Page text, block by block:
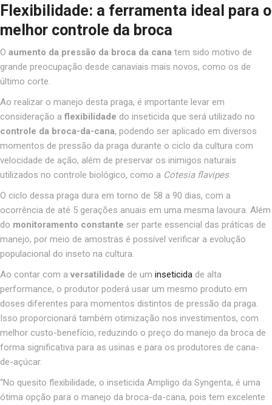
Flexibilidade: a ferramenta ideal para o
melhor controle da broca
O aumento da pressão da broca da cana tem sido motivo de
grande preocupação desde canaviais mais novos, como os de
último corte.
Ao realizar o manejo desta praga, é importante levar em
consideração a flexibilidade do inseticida que será utilizado no
controle da broca-da-cana, podendo ser aplicado em diversos
momentos de pressão da praga durante o ciclo da cultura com
velocidade de ação, além de preservar os inimigos naturais
utilizados no controle biológico, como a Cotesia flavipes.
O ciclo dessa praga dura em torno de 58 a 90 dias, com a
ocorrência de até 5 gerações anuais em uma mesma lavoura. Além
do monitoramento constante ser parte essencial das práticas de
manejo, por meio de amostras é possível verificar a evolução
populacional do inseto na cultura.
Ao contar com a versatilidade de um inseticida de alta
performance, o produtor poderá usar um mesmo produto em
doses diferentes para momentos distintos de pressão da praga.
Isso proporcionará também otimização nos investimentos, com
melhor custo-benefício, reduzindo o preço do manejo da broca de
forma significativa para as usinas e para os produtores de cana-
de-açúcar.
“No quesito flexibilidade, o inseticida Ampligo da Syngenta, é uma
ótima opção para o manejo da broca-da-cana, pois tem excelente